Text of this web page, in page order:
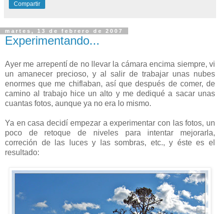
Compartir
martes, 13 de febrero de 2007
Experimentando...
Ayer me arrepentí de no llevar la cámara encima siempre, vi
un amanecer precioso, y al salir de trabajar unas nubes
enormes que me chiflaban, así que después de comer, de
camino al trabajo hice un alto y me dediqué a sacar unas
cuantas fotos, aunque ya no era lo mismo.
Ya en casa decidí empezar a experimentar con las fotos, un
poco de retoque de niveles para intentar mejorarla,
correción de las luces y las sombras, etc., y éste es el
resultado: